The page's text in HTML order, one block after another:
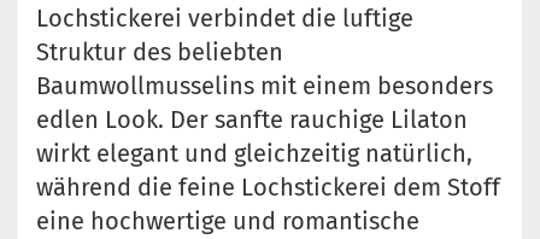
Lochstickerei verbindet die luftige
Struktur des beliebten
Baumwollmusselins mit einem besonders
edlen Look. Der sanfte rauchige Lilaton
wirkt elegant und gleichzeitig natürlich,
während die feine Lochstickerei dem Stoff
eine hochwertige und romantische